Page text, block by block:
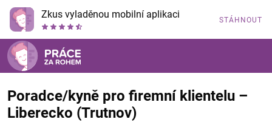
Zkus vyladěnou mobilní aplikaci STÁHNOUT
Poradce/kyně pro firemní klientelu –
Liberecko (Trutnov)